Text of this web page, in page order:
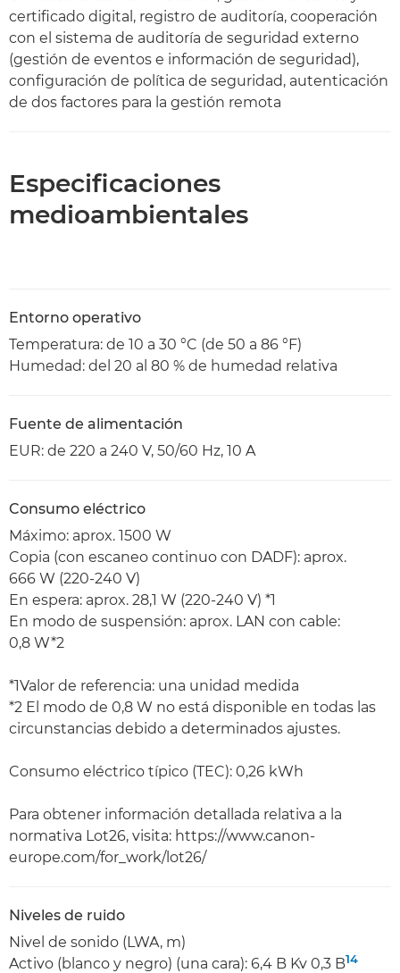
certificado digital, registro de auditoría, cooperación
con el sistema de auditoría de seguridad externo
(gestión de eventos e información de seguridad),
configuración de política de seguridad, autenticación
de dos factores para la gestión remota
Especificaciones
medioambientales
Entorno operativo
Temperatura: de 10 a 30 °C (de 50 a 86 °F)
Humedad: del 20 al 80 % de humedad relativa
Fuente de alimentación
EUR: de 220 a 240 V, 50/60 Hz, 10 A
Consumo eléctrico
Máximo: aprox. 1500 W
Copia (con escaneo continuo con DADF): aprox.
666 W (220-240 V)
En espera: aprox. 28,1 W (220-240 V) *1
En modo de suspensión: aprox. LAN con cable:
0,8 W*2
*1Valor de referencia: una unidad medida
*2 El modo de 0,8 W no está disponible en todas las
circunstancias debido a determinados ajustes.
Consumo eléctrico típico (TEC): 0,26 kWh
Para obtener información detallada relativa a la
normativa Lot26, visita: https://www.canon-
europe.com/for_work/lot26/
Niveles de ruido
Nivel de sonido (LWA, m)
Activo (blanco y negro) (una cara): 6,4 B Kv 0,3 B14